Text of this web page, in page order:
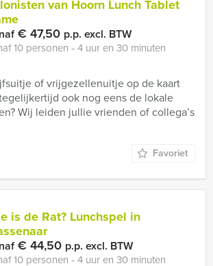
van Hoorn Lunch Tablet
€ 47,50 p.p. excl. BTW
10 personen ‐ 4 uur en 30 minuten
of vrijgezellenuitje op de kaart
ook nog eens de lokale
Wij leiden jullie vrienden of collega’s
Favoriet
is de Rat? Lunchspel in
€ 44,50 p.p. excl. BTW
10 personen ‐ 4 uur en 30 minuten